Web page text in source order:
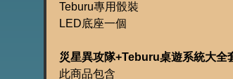
Teburu專用骰裝
LED底座一個
災星異攻隊+Teburu桌遊系統大全
此商品包含